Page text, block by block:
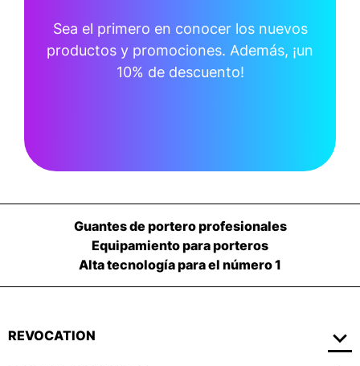
Sea el primero en conocer los nuevos
productos y promociones. Además, ¡un
10% de descuento!
Guantes de portero profesionales
Equipamiento para porteros
Alta tecnología para el número 1
REVOCATION